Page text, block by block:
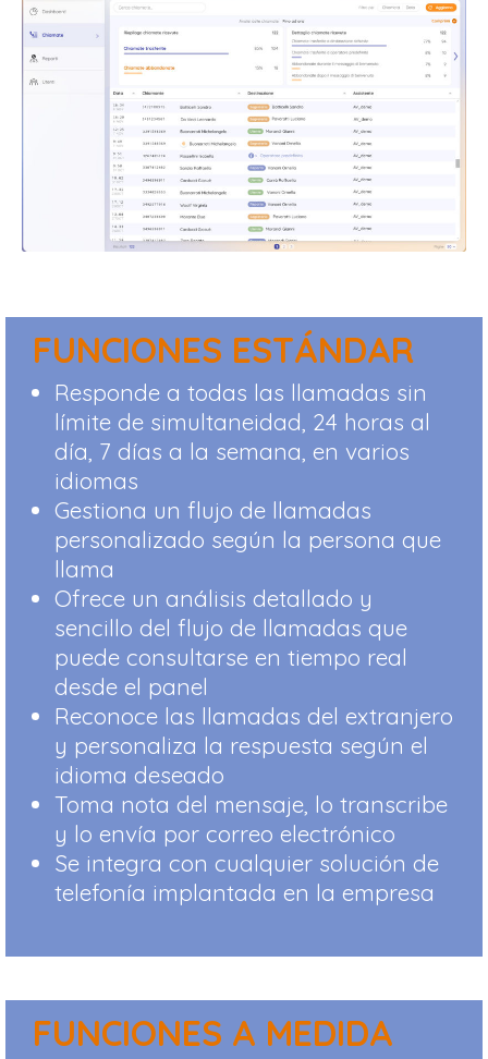
FUNCIONES ESTÁNDAR
Responde a todas las llamadas sin
límite de simultaneidad, 24 horas al
día, 7 días a la semana, en varios
idiomas
Gestiona un flujo de llamadas
personalizado según la persona que
llama
Ofrece un análisis detallado y
sencillo del flujo de llamadas que
puede consultarse en tiempo real
desde el panel
Reconoce las llamadas del extranjero
y personaliza la respuesta según el
idioma deseado
Toma nota del mensaje, lo transcribe
y lo envía por correo electrónico
Se integra con cualquier solución de
telefonía implantada en la empresa
FUNCIONES A MEDIDA